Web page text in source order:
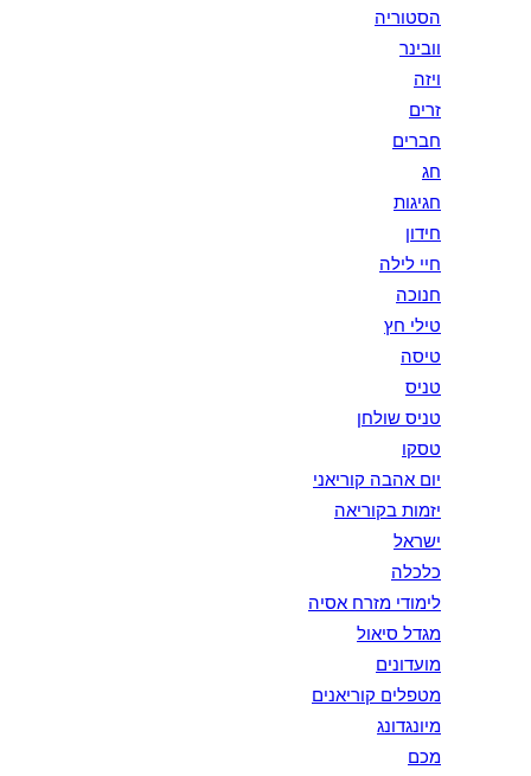
הסטוריה
וובינר
ויזה
זרים
חברים
חג
חגיגות
חידון
חיי לילה
חנוכה
טילי חץ
טיסה
טניס
טניס שולחן
טסקו
יום אהבה קוריאני
יזמות בקוריאה
ישראל
כלכלה
לימודי מזרח אסיה
מגדל סיאול
מועדונים
מטפלים קוריאנים
מיונגדונג
מכם